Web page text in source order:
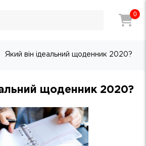
0
Який він ідеальний щоденник 2020?
щоденник 2020?